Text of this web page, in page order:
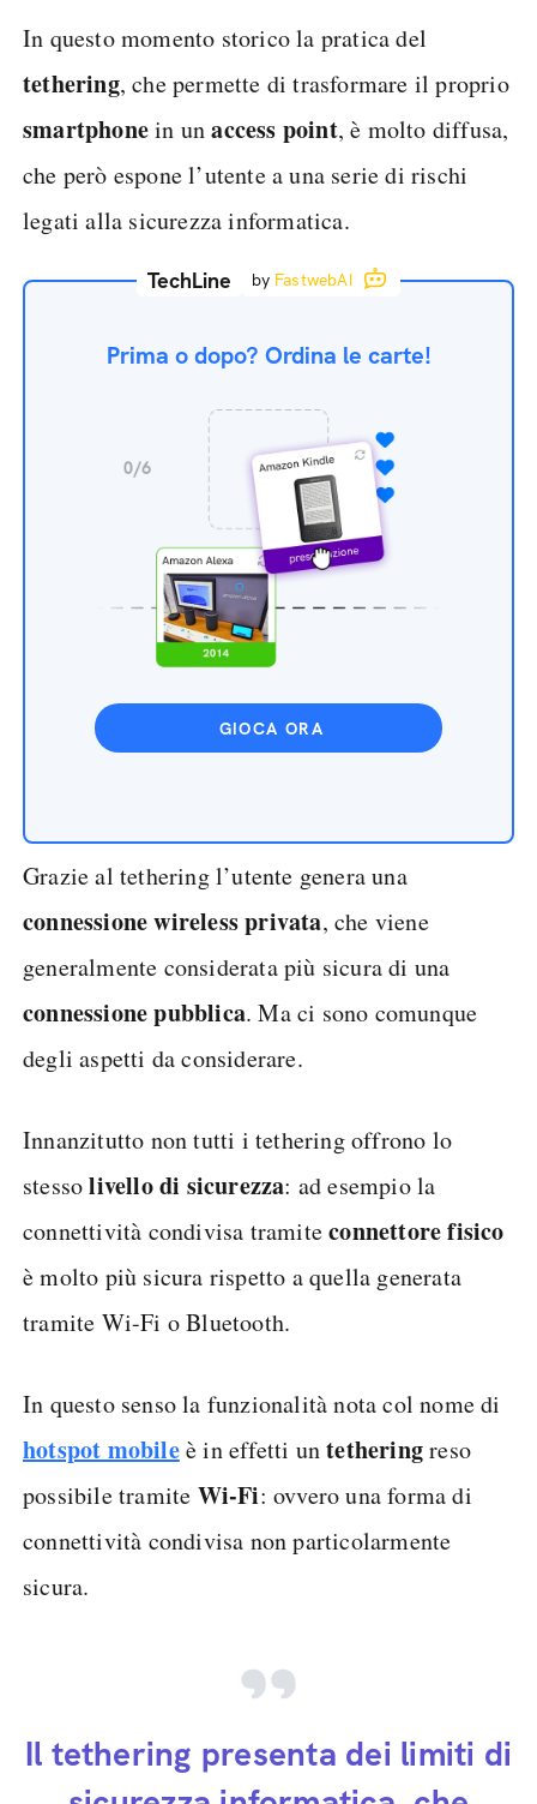
In questo momento storico la pratica del
tethering, che permette di trasformare il proprio
smartphonein unaccess point, è molto diffusa,
che però espone l’utente a una serie di rischi
legati alla sicurezza informatica.
TechLine by FastwebAI
Prima o dopo? Ordina le carte!
GIOCA ORA
Grazie al tethering l’utente genera una
connessione wireless privata, che viene
generalmente considerata più sicura di una
connessione pubblica. Ma ci sono comunque
degli aspetti da considerare.
Innanzitutto non tutti i tethering offrono lo
stessolivello di sicurezza: ad esempio la
connettività condivisa tramiteconnettore fisico
è molto più sicura rispetto a quella generata
tramite Wi-Fi o Bluetooth.
In questo senso la funzionalità nota col nome di
hotspot mobileè in effetti untetheringreso
possibile tramite Wi-Fi: ovvero una forma di
connettività condivisa non particolarmente
sicura.
Il tethering presenta dei limiti di